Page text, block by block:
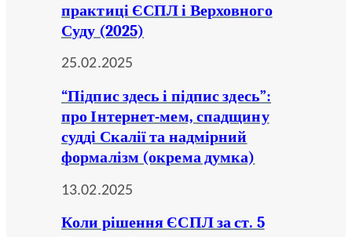
практиці ЄСПЛ і Верховного
Суду (2025)
25.02.2025
“Підпис здесь і підпис здесь”:
про Інтернет-мем, спадщину
судді Скалії та надмірний
формалізм (окрема думка)
13.02.2025
Коли рішення ЄСПЛ за ст. 5